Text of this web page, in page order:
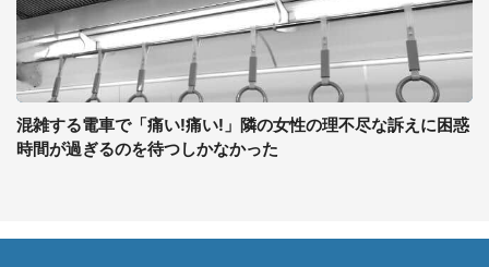
混雑する電車で「痛い!痛い!」隣の女性の理不尽な訴えに困惑
時間が過ぎるのを待つしかなかった